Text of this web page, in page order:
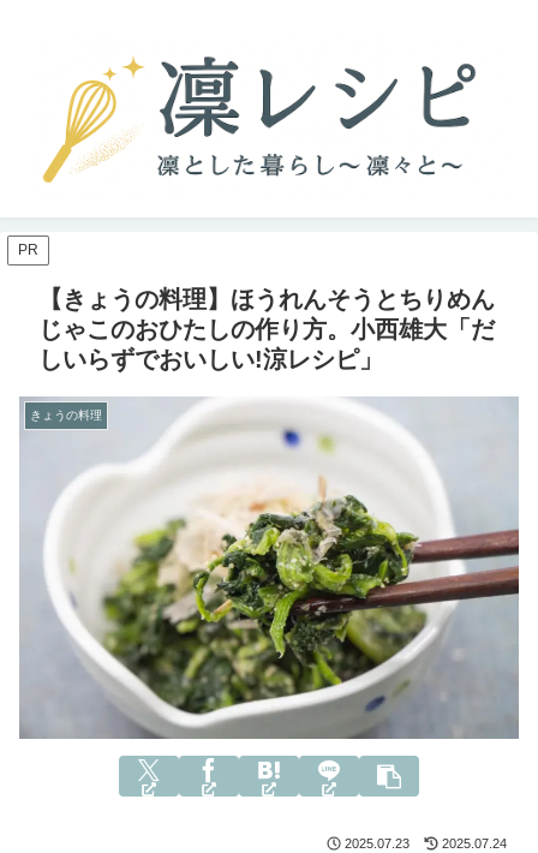
PR
【きょうの料理】ほうれんそうとちりめん
じゃこのおひたしの作り方。小西雄大「だ
しいらずでおいしい!涼レシピ」
きょうの料理
2025.07.23 2025.07.24